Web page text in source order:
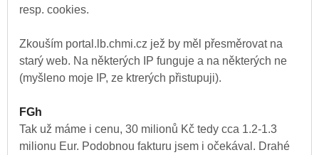
resp. cookies.
Zkouším portal.lb.chmi.cz jež by měl přesměrovat na
starý web. Na některých IP funguje a na některých ne
(myšleno moje IP, ze ktrerých přistupuji).
FGh
Tak už máme i cenu, 30 milionů Kč tedy cca 1.2-1.3
milionu Eur. Podobnou fakturu jsem i očekával. Drahé